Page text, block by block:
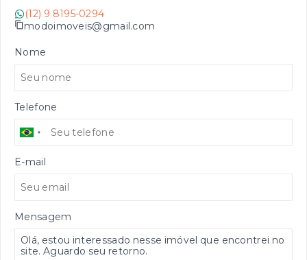
(12) 9 8195-0294
modoimoveis@gmail.com
Nome
Telefone
E-mail
Mensagem